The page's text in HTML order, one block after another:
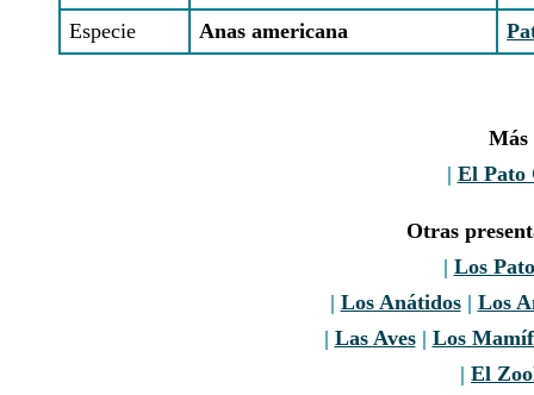
Especie
Anas americana
Más
| El Pato
Otras
| Los
| Los Anátidos| Los
| Las Aves| Los
| El